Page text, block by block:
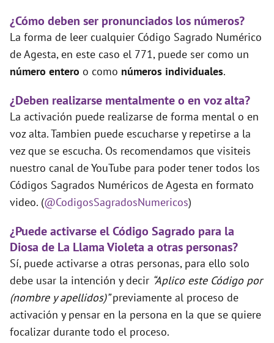
¿Cómo deben ser pronunciados los números?
La forma de leer cualquier Código Sagrado Numérico
de Agesta, en este caso el 771, puede ser como un
número entero o como números individuales.
¿Deben realizarse mentalmente o en voz alta?
La activación puede realizarse de forma mental o en
voz alta. Tambien puede escucharse y repetirse a la
vez que se escucha. Os recomendamos que visiteis
nuestro canal de YouTube para poder tener todos los
Códigos Sagrados Numéricos de Agesta en formato
video. (@CodigosSagradosNumericos)
¿Puede activarse el Código Sagrado para la
Diosa de La Llama Violeta a otras personas?
Sí, puede activarse a otras personas, para ello solo
debe usar la intención y decir “Aplico este Código por
(nombre y apellidos)”previamente al proceso de
activación y pensar en la persona en la que se quiere
focalizar durante todo el proceso.